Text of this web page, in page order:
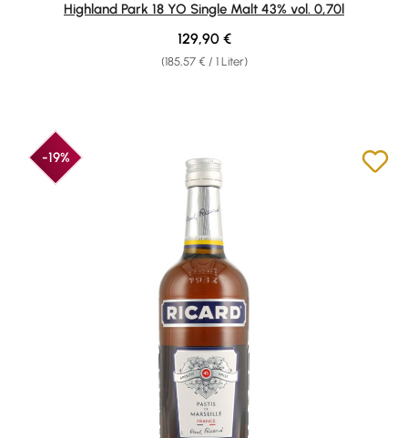
Highland Park 18 YO Single Malt 43% vol. 0,70l
(185,57 € / 1 Liter)
Regulärer Preis:
129,90 €
-19%